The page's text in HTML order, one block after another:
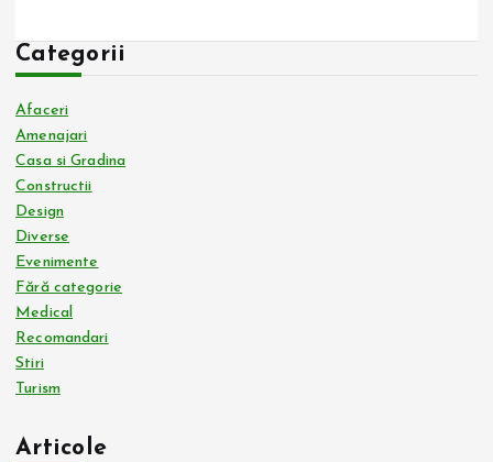
Categorii
Afaceri
Amenajari
Casa si Gradina
Constructii
Design
Diverse
Evenimente
Fără categorie
Medical
Recomandari
Stiri
Turism
Articole